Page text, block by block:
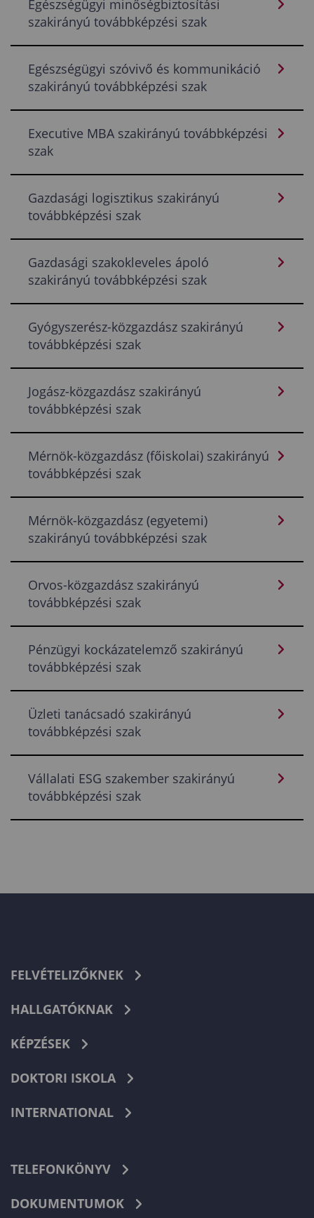
Egészségügyi minőségbiztosítási
szakirányú továbbképzési szak
Egészségügyi szóvivő és kommunikáció
szakirányú továbbképzési szak
Executive MBA szakirányú továbbképzési
szak
Gazdasági logisztikus szakirányú
továbbképzési szak
Gazdasági szakokleveles ápoló
szakirányú továbbképzési szak
Gyógyszerész-közgazdász szakirányú
továbbképzési szak
Jogász-közgazdász szakirányú
továbbképzési szak
Mérnök-közgazdász (főiskolai) szakirányú
továbbképzési szak
Mérnök-közgazdász (egyetemi)
szakirányú továbbképzési szak
Orvos-közgazdász szakirányú
továbbképzési szak
Pénzügyi kockázatelemző szakirányú
továbbképzési szak
Üzleti tanácsadó szakirányú
továbbképzési szak
Vállalati ESG szakember szakirányú
továbbképzési szak
FELVÉTELIZŐKNEK
HALLGATÓKNAK
KÉPZÉSEK
DOKTORI ISKOLA
INTERNATIONAL
TELEFONKÖNYV
DOKUMENTUMOK